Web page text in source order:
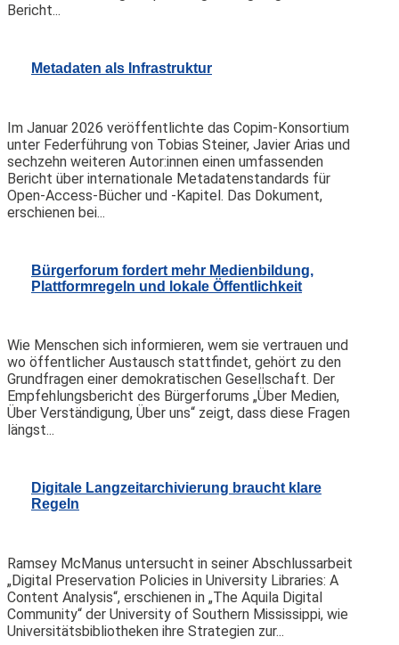
Bericht...
Metadaten als Infrastruktur
Im Januar 2026 veröffentlichte das Copim-Konsortium
unter Federführung von Tobias Steiner, Javier Arias und
sechzehn weiteren Autor:innen einen umfassenden
Bericht über internationale Metadatenstandards für
Open-Access-Bücher und -Kapitel. Das Dokument,
erschienen bei...
Bürgerforum fordert mehr Medienbildung,
Plattformregeln und lokale Öffentlichkeit
Wie Menschen sich informieren, wem sie vertrauen und
wo öffentlicher Austausch stattfindet, gehört zu den
Grundfragen einer demokratischen Gesellschaft. Der
Empfehlungsbericht des Bürgerforums „Über Medien,
Über Verständigung, Über uns“ zeigt, dass diese Fragen
längst...
Digitale Langzeitarchivierung braucht klare
Regeln
Ramsey McManus untersucht in seiner Abschlussarbeit
„Digital Preservation Policies in University Libraries: A
Content Analysis“, erschienen in „The Aquila Digital
Community“ der University of Southern Mississippi, wie
Universitätsbibliotheken ihre Strategien zur...